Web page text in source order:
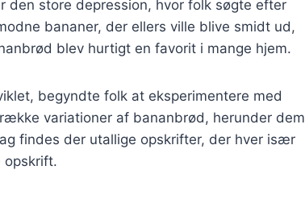
store depression, hvor folk søgte efter
bananer, der ellers ville blive smidt ud,
blev hurtigt en favorit i mange hjem.
begyndte folk at eksperimentere med
variationer af bananbrød, herunder dem
findes der utallige opskrifter, der hver især
opskrift.